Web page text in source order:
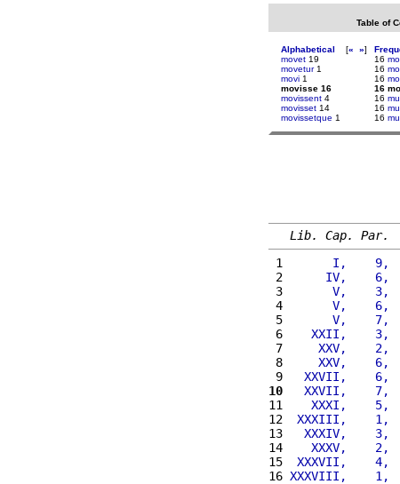
Table of
Alphabetical [« »]
movet 19
movetur1
movi 1
movisse 16
movissent 4
movisset 14
movissetque 1
16
16
16
16
16
16
16
Lib. Cap. Par.
1
I,    9,
2
IV,    6,
3
V,    3,
4
V,    6,
5
V,    7,
6
XXII,    3,
7
XXV,    2,
8
XXV,    6,
9
XXVII,    6,
10
XXVII,    7,
11
XXXI,    5,
12
XXXIII,    1,
13
XXXIV,    3,
14
XXXV,    2,
15
XXXVII,    4,
16 XXXVIII,    1,